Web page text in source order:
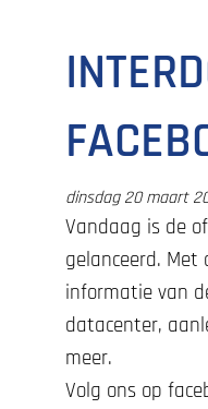
dinsdag 20 maart
Vandaag is de
gelanceerd.
informatie van
datacenter,
meer.
Volg ons op